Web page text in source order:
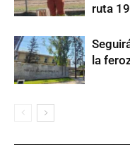
ruta 19
la